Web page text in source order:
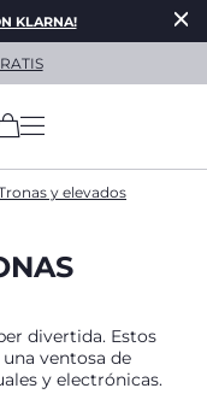
KLARNA!
(has more options
y elevados
divertida. Estos
ventosa de
y electrónicas.